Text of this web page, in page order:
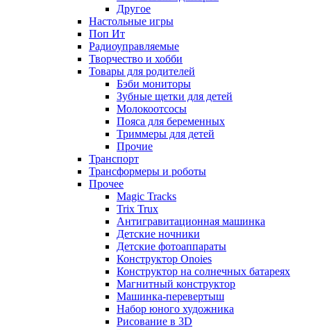
Другое
Настольные игры
Поп Ит
Радиоуправляемые
Творчество и хобби
Товары для родителей
Бэби мониторы
Зубные щетки для детей
Молокоотсосы
Пояса для беременных
Триммеры для детей
Прочие
Транспорт
Трансформеры и роботы
Прочее
Magic Tracks
Trix Trux
Антигравитационная машинка
Детские ночники
Детские фотоаппараты
Конструктор Onoies
Конструктор на солнечных батареях
Магнитный конструктор
Машинка-перевертыш
Набор юного художника
Рисование в 3D